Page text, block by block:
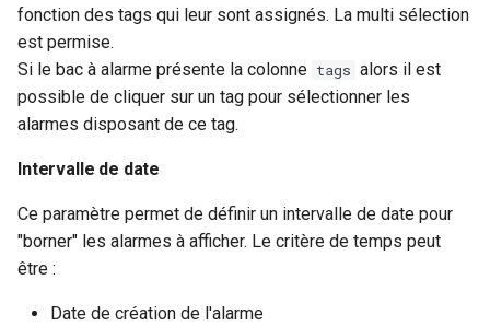
fonction des tags qui leur sont assignés. La multi sélection
est permise.
Si le bac à alarme présente la colonne tags alors il est
possible de cliquer sur un tag pour sélectionner les
alarmes disposant de ce tag.
Intervalle de date
Ce paramètre permet de définir un intervalle de date pour
"borner" les alarmes à afficher. Le critère de temps peut
être :
Date de création de l'alarme